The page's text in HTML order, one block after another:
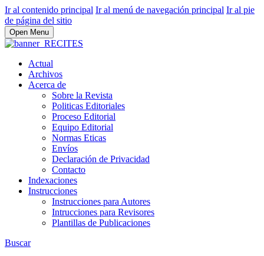
Ir al contenido principal Ir al menú de navegación principal Ir al pie
de página del sitio
Open Menu
Actual
Archivos
Acerca de
Sobre la Revista
Politicas Editoriales
Proceso Editorial
Equipo Editorial
Normas Eticas
Envíos
Declaración de Privacidad
Contacto
Indexaciones
Instrucciones
Instrucciones para Autores
Intrucciones para Revisores
Plantillas de Publicaciones
Buscar